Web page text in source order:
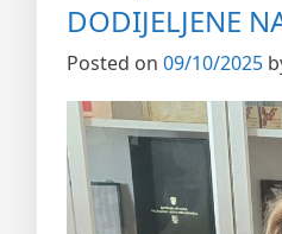
DODIJELJENE
Posted on 09/10/2025